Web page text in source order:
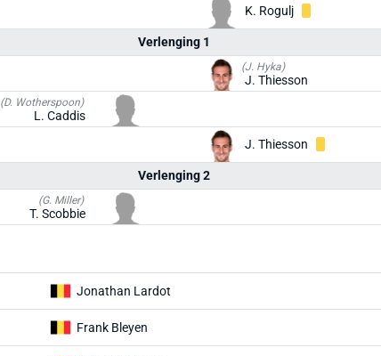
K. Rogulj
Verlenging 1
(J. Hyka)
J. Thiesson
(D. Wotherspoon)
L. Caddis
J. Thiesson
Verlenging 2
(G. Miller)
T. Scobbie
Jonathan Lardot
Frank Bleyen